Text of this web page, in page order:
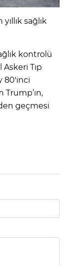
sağlık
kontrolü
Tıp
80'inci
geçmesi